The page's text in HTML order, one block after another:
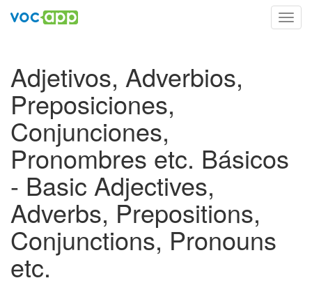
Adjetivos, Adverbios,
Preposiciones,
Conjunciones,
Pronombres etc. Básicos
- Basic Adjectives,
Adverbs, Prepositions,
Conjunctions, Pronouns
etc.